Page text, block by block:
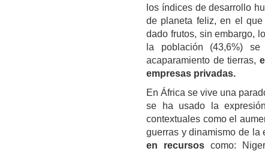
los índices de desarrollo
de planeta feliz, en el
dado frutos, sin embargo,
la población (43,6%)
acaparamiento de tierras,
empresas privadas.
En África se vive una
se ha usado la
contextuales como el
guerras y dinamismo de la
en recursoscomo: